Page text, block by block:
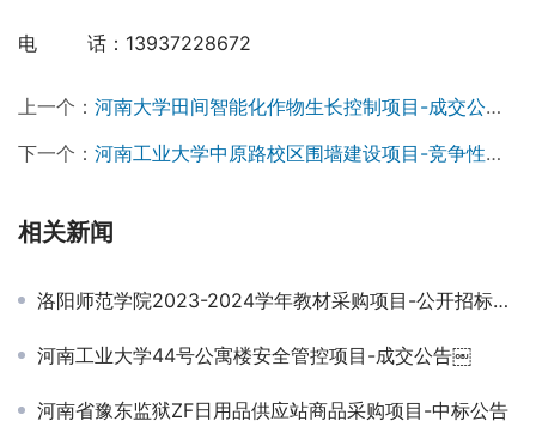
电　 　 话：13937228672
上一个： 河南大学田间智能化作物生长控制项目-成交公告￼
下一个： 河南工业大学中原路校区围墙建设项目-竞争性磋商公告
相关新闻
洛阳师范学院2023-2024学年教材采购项目-公开招标公告￼
河南工业大学44号公寓楼安全管控项目-成交公告￼
河南省豫东监狱ZF日用品供应站商品采购项目-中标公告